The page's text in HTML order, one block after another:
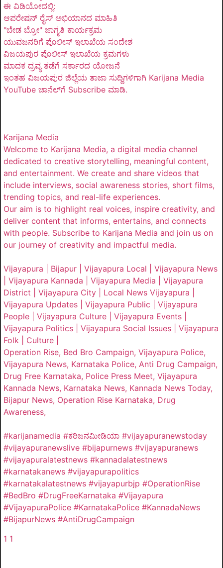
ಈ ವಿಡಿಯೋದಲ್ಲಿ:
ಆಪರೇಷನ್ ರೈಸ್ ಅಭಿಯಾನದ ಮಾಹಿತಿ
"ಬೇಡ ಬ್ರೋ" ಜಾಗೃತಿ ಕಾರ್ಯಕ್ರಮ
ಯುವಜನರಿಗೆ ಪೊಲೀಸ್ ಇಲಾಖೆಯ ಸಂದೇಶ
ವಿಜಯಪುರ ಪೊಲೀಸ್ ಇಲಾಖೆಯ ಕ್ರಮಗಳು
ಮಾದಕ ದ್ರವ್ಯ ತಡೆಗೆ ಸರ್ಕಾರದ ಯೋಜನೆ
ಇಂತಹ ವಿಜಯಪುರ ಜಿಲ್ಲೆಯ ತಾಜಾ ಸುದ್ದಿಗಳಿಗಾಗಿ Karijana Media
YouTube ಚಾನೆಲ್‌ಗೆ Subscribe ಮಾಡಿ.
Karijana Media
Welcome to Karijana Media, a digital media channel
dedicated to creative storytelling, meaningful content,
and entertainment. We create and share videos that
include interviews, social awareness stories, short films,
trending topics, and real-life experiences.
Our aim is to highlight real voices, inspire creativity, and
deliver content that informs, entertains, and connects
with people. Subscribe to Karijana Media and join us on
our journey of creativity and impactful media.
Vijayapura | Bijapur | Vijayapura Local | Vijayapura News
| Vijayapura Kannada | Vijayapura Media | Vijayapura
District | Vijayapura City | Local News Vijayapura |
Vijayapura Updates | Vijayapura Public | Vijayapura
People | Vijayapura Culture | Vijayapura Events |
Vijayapura Politics | Vijayapura Social Issues | Vijayapura
Folk | Culture |
Operation Rise, Bed Bro Campaign, Vijayapura Police,
Vijayapura News, Karnataka Police, Anti Drug Campaign,
Drug Free Karnataka, Police Press Meet, Vijayapura
Kannada News, Karnataka News, Kannada News Today,
Bijapur News, Operation Rise Karnataka, Drug
Awareness,
#karijanamedia #ಕರಿಜನಮೀಡಿಯಾ #vijayapuranewstoday
#vijayapuranewslive #bijapurnews #vijayapuranews
#vijayapuralatestnews #kannadalatestnews
#karnatakanews #vijayapurapolitics
#karnatakalatestnews #vijayapurbjp #OperationRise
#BedBro #DrugFreeKarnataka #Vijayapura
#VijayapuraPolice #KarnatakaPolice #KannadaNews
#BijapurNews #AntiDrugCampaign
1 1